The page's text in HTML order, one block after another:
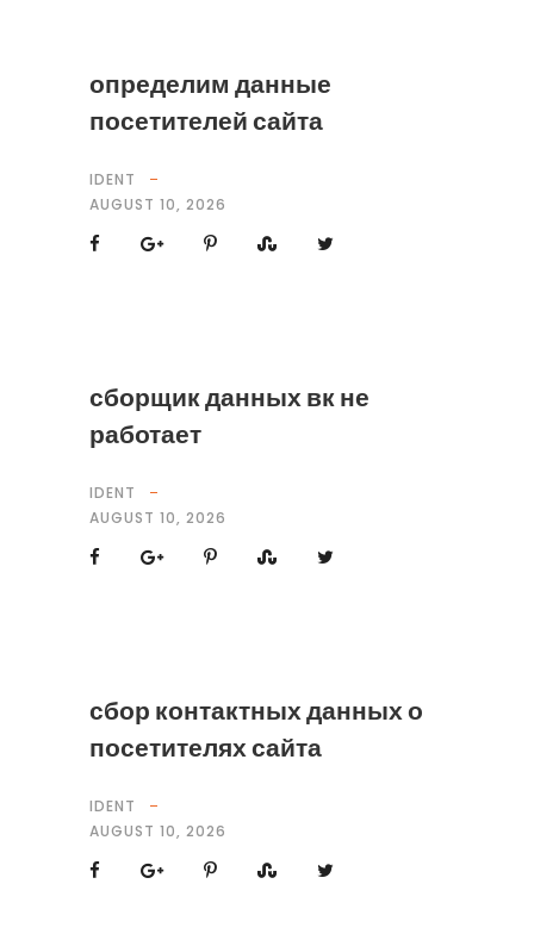
определим данные
посетителей сайта
IDENT
AUGUST 10, 2026
сборщик данных вк не
работает
IDENT
AUGUST 10, 2026
сбор контактных данных о
посетителях сайта
IDENT
AUGUST 10, 2026